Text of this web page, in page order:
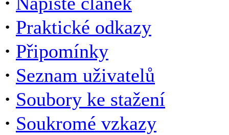
· Praktické odkazy
· Připomínky
· Seznam uživatelů
· Soubory ke stažení
· Soukromé vzkazy